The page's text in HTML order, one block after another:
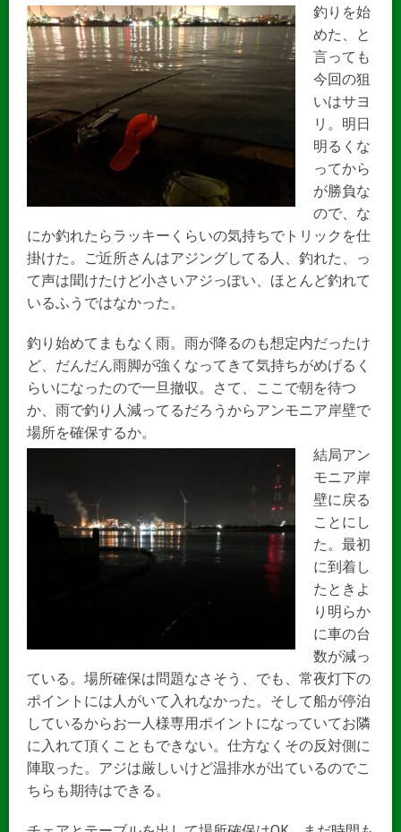
釣りを始
めた、と
言っても
今回の狙
いはサヨ
リ。明日
明るくな
ってから
が勝負な
ので、な
にか釣れたらラッキーくらいの気持ちでトリックを仕
掛けた。ご近所さんはアジングしてる人、釣れた、っ
て声は聞けたけど小さいアジっぽい、ほとんど釣れて
いるふうではなかった。
釣り始めてまもなく雨。雨が降るのも想定内だったけ
ど、だんだん雨脚が強くなってきて気持ちがめげるく
らいになったので一旦撤収。さて、ここで朝を待つ
か、雨で釣り人減ってるだろうからアンモニア岸壁で
場所を確保するか。
結局アン
モニア岸
壁に戻る
ことにし
た。最初
に到着し
たときよ
り明らか
に車の台
数が減っ
ている。場所確保は問題なさそう、でも、常夜灯下の
ポイントには人がいて入れなかった。そして船が停泊
しているからお一人様専用ポイントになっていてお隣
に入れて頂くこともできない。仕方なくその反対側に
陣取った。アジは厳しいけど温排水が出ているのでこ
ちらも期待はできる。